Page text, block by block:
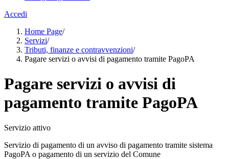
Accedi
Home Page/
Servizi/
Tributi, finanze e contravvenzioni/
Pagare servizi o avvisi di pagamento tramite PagoPA
Pagare servizi o avvisi di
pagamento tramite PagoPA
Servizio attivo
Servizio di pagamento di un avviso di pagamento tramite sistema
PagoPA o pagamento di un servizio del Comune